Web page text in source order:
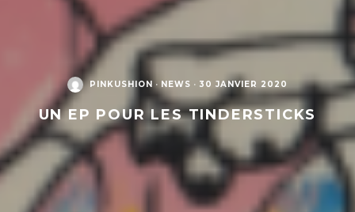
PINKUSHION · NEWS · 30 JANVIER 2020
UN EP POUR LES TINDERSTICKS